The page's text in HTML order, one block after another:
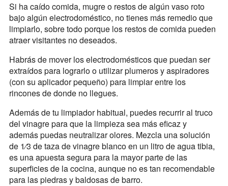
Si ha caído comida, mugre o restos de algún vaso roto
bajo algún electrodoméstico, no tienes más remedio que
limpiarlo, sobre todo porque los restos de comida pueden
atraer visitantes no deseados.
Habrás de mover los electrodomésticos que puedan ser
extraídos para lograrlo o utilizar plumeros y aspiradores
(con su aplicador pequeño) para limpiar entre los
rincones de donde no llegues.
Además de tu limpiador habitual, puedes recurrir al truco
del vinagre para que la limpieza sea más eficaz y
además puedas neutralizar olores. Mezcla una solución
de 1⁄3 de taza de vinagre blanco en un litro de agua tibia,
es una apuesta segura para la mayor parte de las
superficies de la cocina, aunque no es tan recomendable
para las piedras y baldosas de barro.